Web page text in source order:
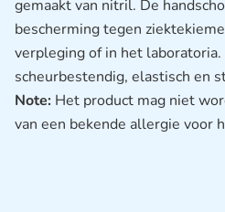
gemaakt van nitril. De
bescherming tegen
verpleging of in het laboratoria.
scheurbestendig, elastisch en
Note: Het product mag niet
van een bekende allergie voor